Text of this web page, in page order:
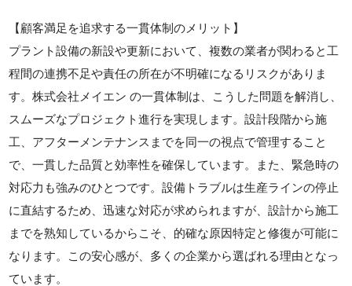
【顧客満足を追求する一貫体制のメリット】
プラント設備の新設や更新において、複数の業者が関わると工
程間の連携不足や責任の所在が不明確になるリスクがありま
す。株式会社メイエン の一貫体制は、こうした問題を解消し、
スムーズなプロジェクト進行を実現します。設計段階から施
工、アフターメンテナンスまでを同一の視点で管理すること
で、一貫した品質と効率性を確保しています。また、緊急時の
対応力も強みのひとつです。設備トラブルは生産ラインの停止
に直結するため、迅速な対応が求められますが、設計から施工
までを熟知しているからこそ、的確な原因特定と修復が可能に
なります。この安心感が、多くの企業から選ばれる理由となっ
ています。